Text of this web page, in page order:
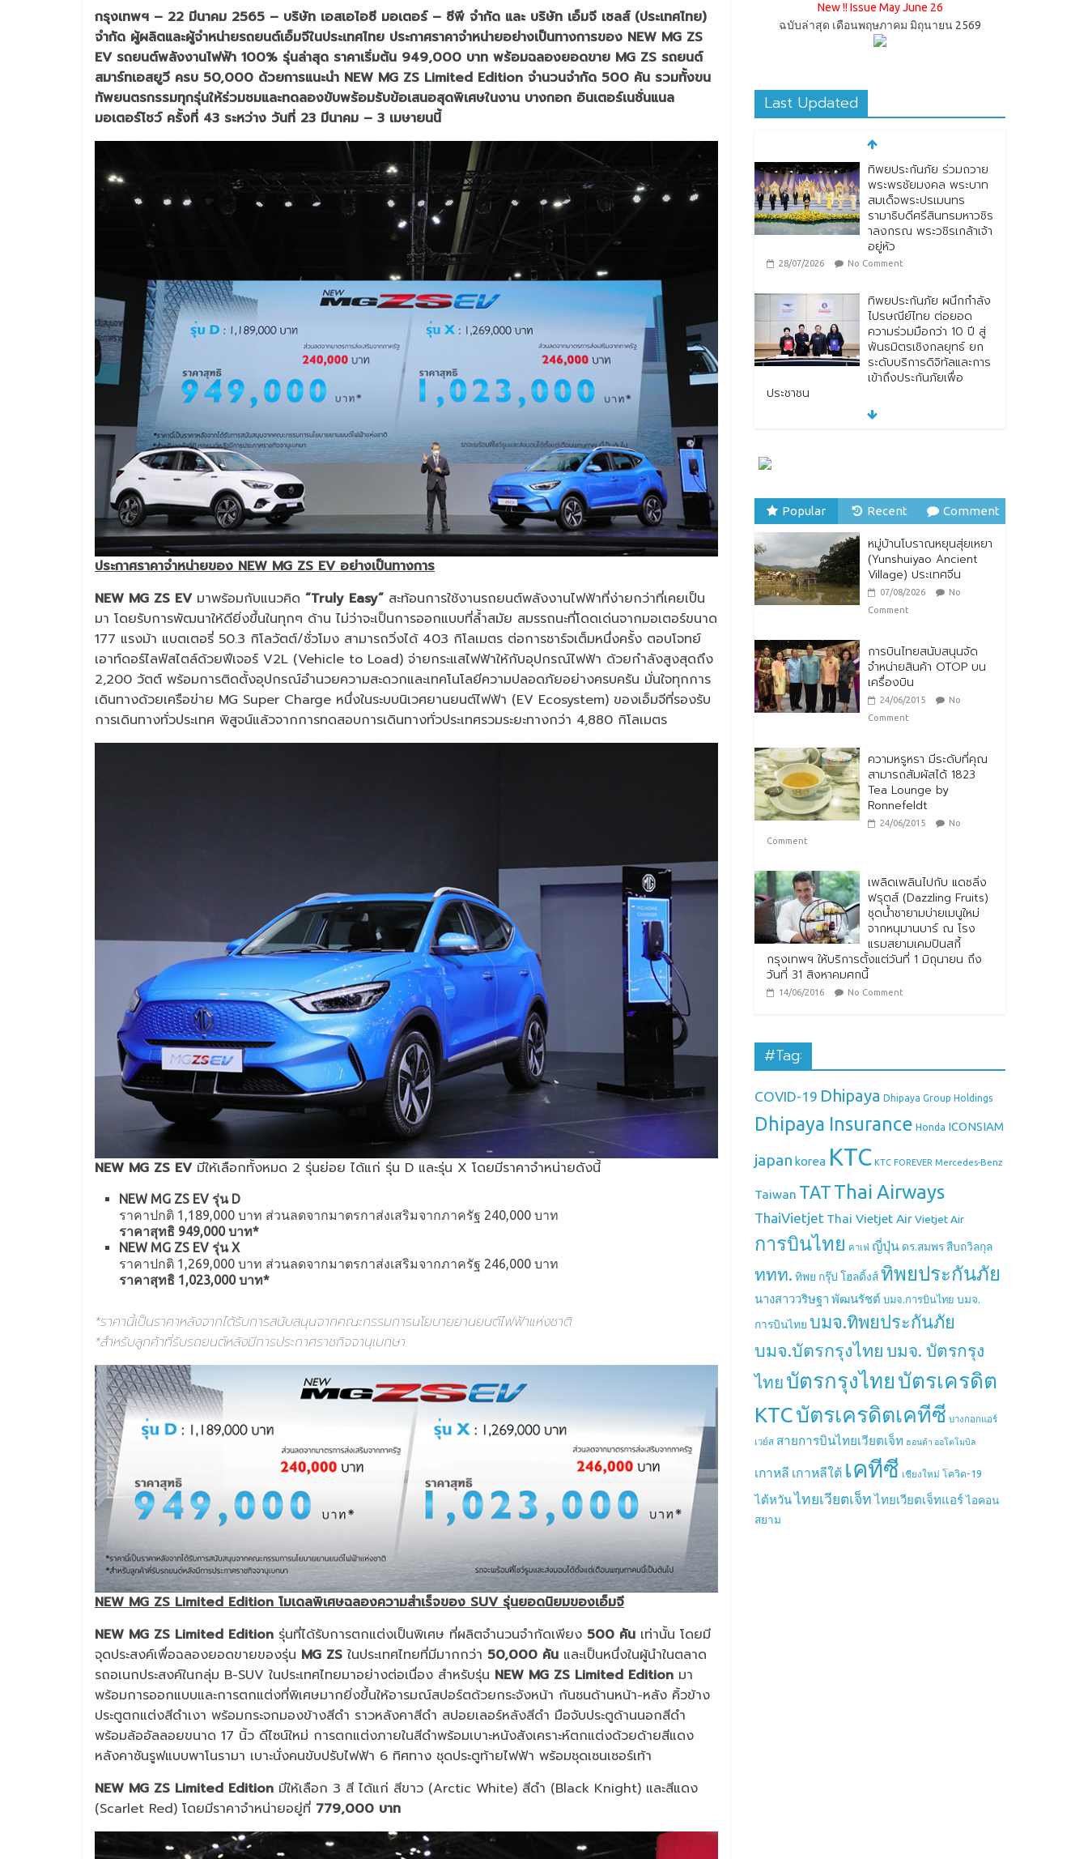
กรุงเทพฯ – 22 มีนาคม 2565 – บริษัท เอสเอไอซี มอเตอร์ – ซีพี จำกัด และ บริษัท เอ็มจี เซลส์ (ประเทศไทย)
จำกัด ผู้ผลิตและผู้จำหน่ายรถยนต์เอ็มจีในประเทศไทย ประกาศราคาจำหน่ายอย่างเป็นทางการของ NEW MG ZS
EV รถยนต์พลังงานไฟฟ้า 100% รุ่นล่าสุด ราคาเริ่มต้น 949,000 บาท พร้อมฉลองยอดขาย MG ZS รถยนต์
สมาร์ทเอสยูวี ครบ 50,000 ด้วยการแนะนำ NEW MG ZS Limited Edition จำนวนจำกัด 500 คัน รวมทั้งขน
ทัพยนตรกรรมทุกรุ่นให้ร่วมชมและทดลองขับพร้อมรับข้อเสนอสุดพิเศษในงาน บางกอก อินเตอร์เนชั่นแนล
มอเตอร์โชว์ ครั้งที่ 43 ระหว่าง วันที่ 23 มีนาคม – 3 เมษายนนี้
ประกาศราคาจำหน่ายของNEW MG ZS EV อย่างเป็นทางการ
NEW MG ZS EVมาพร้อมกับแนวคิด “Truly Easy” สะท้อนการใช้งานรถยนต์พลังงานไฟฟ้าที่ง่ายกว่าที่เคยเป็น
มา โดยรับการพัฒนาให้ดียิ่งขึ้นในทุกๆ ด้าน ไม่ว่าจะเป็นการออกแบบที่ล้ำสมัย สมรรถนะที่โดดเด่นจากมอเตอร์ขนาด
177 แรงม้า แบตเตอรี่ 50.3 กิโลวัตต์/ชั่วโมง สามารถวิ่งได้ 403 กิโลเมตร ต่อการชาร์จเต็มหนึ่งครั้ง ตอบโจทย์
เอาท์ดอร์ไลฟ์สไตล์ด้วยฟีเจอร์ V2L (Vehicle to Load) จ่ายกระแสไฟฟ้าให้กับอุปกรณ์ไฟฟ้า ด้วยกำลังสูงสุดถึง
2,200 วัตต์ พร้อมการติดตั้งอุปกรณ์อำนวยความสะดวกและเทคโนโลยีความปลอดภัยอย่างครบครัน มั่นใจทุกการ
เดินทางด้วยเครือข่าย MG Super Charge หนึ่งในระบบนิเวศยานยนต์ไฟฟ้า (EV Ecosystem) ของเอ็มจีที่รองรับ
การเดินทางทั่วประเทศ พิสูจน์แล้วจากการทดสอบการเดินทางทั่วประเทศรวมระยะทางกว่า 4,880 กิโลเมตร
NEW MG ZS EV มีให้เลือกทั้งหมด 2 รุ่นย่อย ได้แก่ รุ่น D และรุ่น X โดยมีราคาจำหน่ายดังนี้
NEW MG ZS EV รุ่น D
ราคาปกติ 1,189,000 บาท ส่วนลดจากมาตรกาส่งเสริมจากภาครัฐ 240,000 บาท
ราคาสุทธิ 949,000 บาท*
NEW MG ZS EV รุ่น X
ราคาปกติ 1,269,000 บาท ส่วนลดจากมาตรกาส่งเสริมจากภาครัฐ 246,000 บาท
ราคาสุทธิ 1,023,000 บาท*
*ราคานี้เป็นราคาหลังจากได้รับการสนับสนุนจากคณะกรรมการนโยบายยานยนต์ไฟฟ้าแห่งชาติ
*สำหรับลูกค้าที่รับรถยนต์หลังมีการประกาศราชกิจจานุเบกษา
NEW MG ZS Limited Edition โมเดลพิเศษฉลองความสำเร็จของ SUV รุ่นยอดนิยมของเอ็มจี
NEW MG ZS Limited Edition รุ่นที่ได้รับการตกแต่งเป็นพิเศษ ที่ผลิตจำนวนจำกัดเพียง 500 คัน เท่านั้น โดยมี
จุดประสงค์เพื่อฉลองยอดขายของรุ่น MG ZS ในประเทศไทยที่มีมากกว่า 50,000 คัน และเป็นหนึ่งในผู้นำในตลาด
รถอเนกประสงค์ในกลุ่ม B-SUV ในประเทศไทยมาอย่างต่อเนื่อง สำหรับรุ่น NEW MG ZS Limited Edition มา
พร้อมการออกแบบและการตกแต่งที่พิเศษมากยิ่งขึ้นให้อารมณ์สปอร์ตด้วยกระจังหน้า กันชนด้านหน้า-หลัง คิ้วข้าง
ประตูตกแต่งสีดำเงา พร้อมกระจกมองข้างสีดำ ราวหลังคาสีดำ สปอยเลอร์หลังสีดำ มือจับประตูด้านนอกสีดำ
พร้อมล้ออัลลอยขนาด 17 นิ้ว ดีไซน์ใหม่ การตกแต่งภายในสีดำพร้อมเบาะหนังสังเคราะห์ตกแต่งด้วยด้ายสีแดง
หลังคาซันรูฟแบบพาโนรามา เบาะนั่งคนขับปรับไฟฟ้า 6 ทิศทาง ชุดประตูท้ายไฟฟ้า พร้อมชุดเซนเซอร์เท้า
NEW MG ZS Limited Edition มีให้เลือก 3 สี ได้แก่ สีขาว (Arctic White) สีดำ (Black Knight) และสีแดง
(Scarlet Red) โดยมีราคาจำหน่ายอยู่ที่ 779,000 บาท
New !! Issue May June 26
ฉบับล่าสุด เดือนพฤษภาคม มิถุนายน 2569
Last Updated
ทิพยประกันภัย ผนึกกำลัง
ไปรษณีย์ไทย ต่อยอด
ความร่วมมือกว่า 10 ปี สู่
พันธมิตรเชิงกลยุทธ์ ยก
ระดับบริการดิจิทัลและการ
เข้าถึงประกันภัยเพื่อ
ประชาชน
ตกแต่งบ้านรับหน้าฝน
24/07/2026
No
Comment
หมู่บ้านโบราณหยุนสุ่ยเหยา
ทิพยประกันภัย ร่วมถวาย
พระพรชัยมงคล พระบาท
สมเด็จพระปรเมนทร
รามาธิบดีศรีสินทรมหาวชิร
าลงกรณ พระวชิรเกล้าเจ้า
อยู่หัว
28/07/2026 No Comment
Popular Recent Comment
หมู่บ้านโบราณหยุนสุ่ยเหยา
(Yunshuiyao Ancient
Village) ประเทศจีน
07/08/2026
No
Comment
การบินไทยสนับสนุนจัด
จำหน่ายสินค้า OTOP บน
เครื่องบิน
24/06/2015
No
Comment
ความหรูหรา มีระดับที่คุณ
สามารถสัมผัสได้ 1823
Tea Lounge by
Ronnefeldt
24/06/2015
No
Comment
เพลิดเพลินไปกับ แดซลิ่ง
ฟรุตส์ (Dazzling Fruits)
ชุดน้ำชายามบ่ายเมนูใหม่
จากหนุมานบาร์ ณ โรง
แรมสยามเคมปินสกี้
กรุงเทพฯ ให้บริการตั้งแต่วันที่ 1 มิถุนายน ถึง
วันที่ 31 สิงหาคมศกนี้
14/06/2016 No Comment
#Tag:
COVID-19 Dhipaya Dhipaya Group Holdings
Dhipaya Insurance Honda ICONSIAM
japan korea KTC KTC FOREVER Mercedes-Benz
Taiwan TAT Thai Airways
ThaiVietjet Thai Vietjet AirVietjet Air
การบินไทย คาเฟ่ ญี่ปุ่น ดร.สมพร สืบถวิลกุล
ททท. ทิพย กรุ๊ป โฮลดิ้งส์ทิพยประกันภัย
นางสาววริษฐา พัฒนรัชต์ บมจ.การบินไทย บมจ.
การบินไทย บมจ.ทิพยประกันภัย
บมจ.บัตรกรุงไทย บมจ. บัตรกรุง
ไทย บัตรกรุงไทย บัตรเครดิต
KTCบัตรเครดิตเคทีซี บางกอกแอร์
เวย์ส สายการบินไทยเวียตเจ็ท ฮอนด้า ออโตโมบิล
เกาหลี เกาหลีใต้ เคทีซี เชียงใหม่ โควิด-19
ไต้หวันไทยเวียตเจ็ท ไทยเวียตเจ็ทแอร์ไอคอน
สยาม